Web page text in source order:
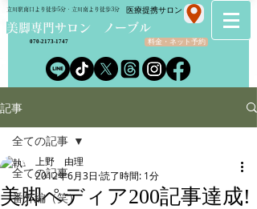
​美脚専門サロン ノーブル
立川駅南口より徒歩5分・立川南より徒歩3分
料金・ネット予約
070-2173-1747
​医療提携サロン
記事
全ての記事
番外編（笑）
全ての記事
美脚ペディア200記事達成!
上野 由理
2012年6月3日 読了時間: 1分